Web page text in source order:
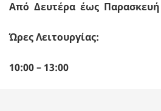
Από Δευτέρα έως Παρασκευή
Ώρες Λειτουργίας:
10:00 – 13:00